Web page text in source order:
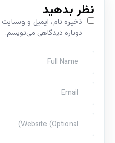
نظر بدهید
ذخیره نام، ایمیل و
دوباره دیدگاهی می‌نویسم.